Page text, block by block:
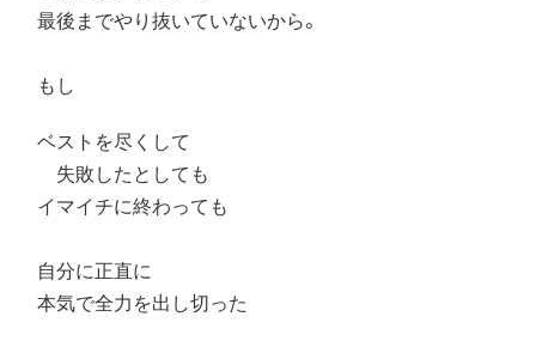
最後までやり抜いていないから。
もし
ベストを尽くして
失敗したとしても
イマイチに終わっても
自分に正直に
本気で全力を出し切った